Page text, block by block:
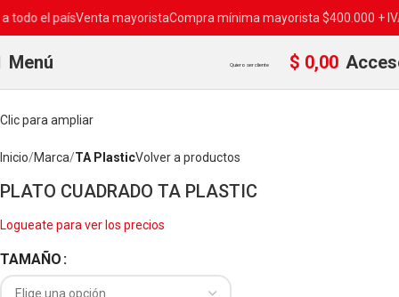
Menú Quiero ser cliente $ 0,00
Clic para ampliar
Inicio Marca TA PlasticVolver a productos
PLATO CUADRADO TA PLASTIC
Logueate para ver los precios
TAMAÑO
el país Venta mayoristaCompra mínima mayorista $400.000 + IVA